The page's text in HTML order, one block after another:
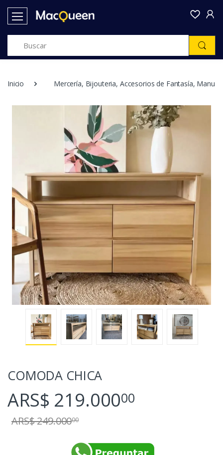
Inicio Mercería, Bijouteria, Accesorios de Fantasía,
COMODA CHICA
ARS$ 219.00000
ARS$ 249.00000